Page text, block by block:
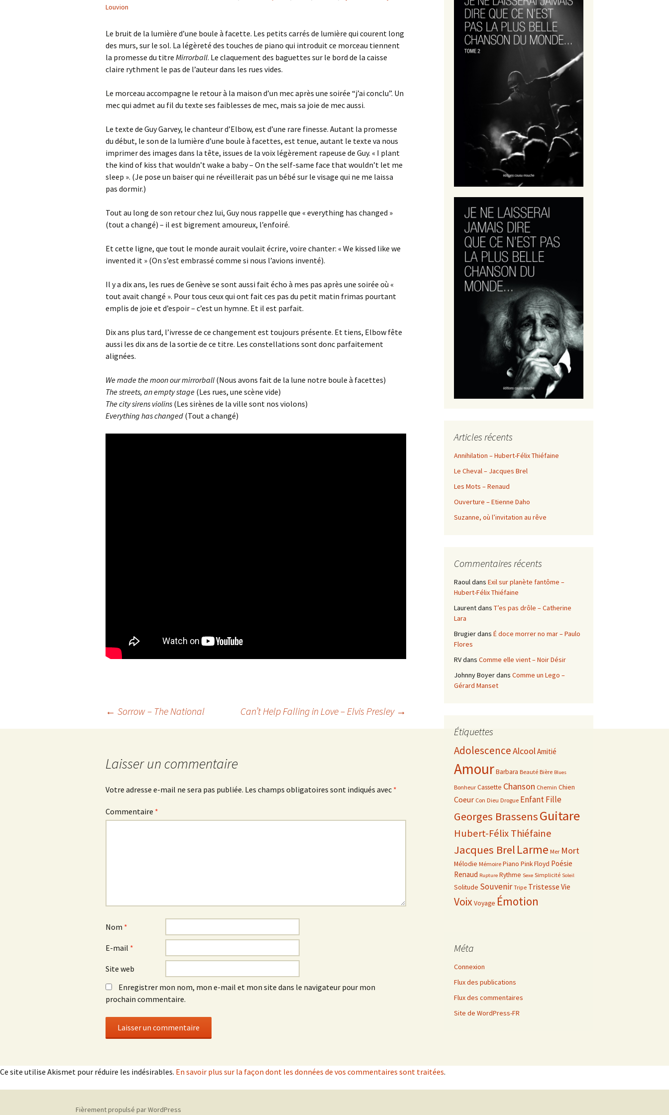
Louvion
Le bruit de la lumière d’une boule à facette. Les petits carrés de lumière qui courent long
des murs, sur le sol. La légèreté des touches de piano qui introduit ce morceau tiennent
la promesse du titre Mirrorball. Le claquement des baguettes sur le bord de la caisse
claire rythment le pas de l’auteur dans les rues vides.
Le morceau accompagne le retour à la maison d’un mec après une soirée “j’ai conclu”. Un
mec qui admet au fil du texte ses faiblesses de mec, mais sa joie de mec aussi.
Le texte de Guy Garvey, le chanteur d’Elbow, est d’une rare finesse. Autant la promesse
du début, le son de la lumière d’une boule à facettes, est tenue, autant le texte va nous
imprimer des images dans la tête, issues de la voix légèrement rapeuse de Guy. « I plant
the kind of kiss that wouldn’t wake a baby – On the self-same face that wouldn’t let me
sleep ». (Je pose un baiser qui ne réveillerait pas un bébé sur le visage qui ne me laissa
pas dormir.)
Tout au long de son retour chez lui, Guy nous rappelle que « everything has changed »
(tout a changé) – il est bigrement amoureux, l’enfoiré.
Et cette ligne, que tout le monde aurait voulait écrire, voire chanter: « We kissed like we
invented it » (On s’est embrassé comme si nous l’avions inventé).
Il y a dix ans, les rues de Genève se sont aussi fait écho à mes pas après une soirée où «
tout avait changé ». Pour tous ceux qui ont fait ces pas du petit matin frimas pourtant
emplis de joie et d’espoir – c’est un hymne. Et il est parfait.
Dix ans plus tard, l’ivresse de ce changement est toujours présente. Et tiens, Elbow fête
aussi les dix ans de la sortie de ce titre. Les constellations sont donc parfaitement
alignées.
We made the moon our mirrorball (Nous avons fait de la lune notre boule à facettes)
The streets, an empty stage (Les rues, une scène vide)
The city sirens violins (Les sirènes de la ville sont nos violons)
Everything has changed (Tout a changé)
Navigation
← Sorrow – The National Can’t Help Falling in Love – Elvis Presley →
Laisser un commentaire
Votre adresse e-mail ne sera pas publiée. Les champs obligatoires sont indiqués avec *
Commentaire *
Nom *
E-mail *
Site web
Enregistrer mon nom, mon e-mail et mon site dans le navigateur pour mon
prochain commentaire.
Ce site utilise Akismet pour réduire les indésirables. En savoir plus sur la façon dont les données de vos commentaires sont traitées.
Articles récents
Annihilation – Hubert-Félix Thiéfaine
Le Cheval – Jacques Brel
Les Mots – Renaud
Ouverture – Etienne Daho
Suzanne, où l’invitation au rêve
Commentaires récents
Raouldans Exil sur planète fantôme –
Hubert-Félix Thiéfaine
Laurentdans T’es pas drôle – Catherine
Lara
Brugierdans É doce morrer no mar – Paulo
Flores
RVdans Comme elle vient – Noir Désir
Johnny Boyerdans Comme un Lego –
Gérard Manset
Étiquettes
AdolescenceAlcoolAmitié
AmourBarbara Beauté Bière Blues
Bonheur Cassette Chanson Chemin Chien
Coeur Con Dieu Drogue EnfantFille
Georges BrassensGuitare
Hubert-Félix Thiéfaine
Jacques Brel Larme Mer Mort
Mélodie Mémoire Piano Pink Floyd Poésie
Renaud Rupture Rythme Sexe Simplicité Soleil
Solitude Souvenir Tripe Tristesse Vie
VoixVoyage Émotion
Méta
Connexion
Flux des publications
Flux des commentaires
Site de WordPress-FR
Fièrement propulsé par WordPress